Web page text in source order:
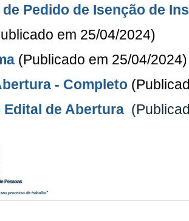
Pedido de Isenção de
em 25/04/2024)
(Publicado em 25/04/2024)
- Completo
Edital de Abertura